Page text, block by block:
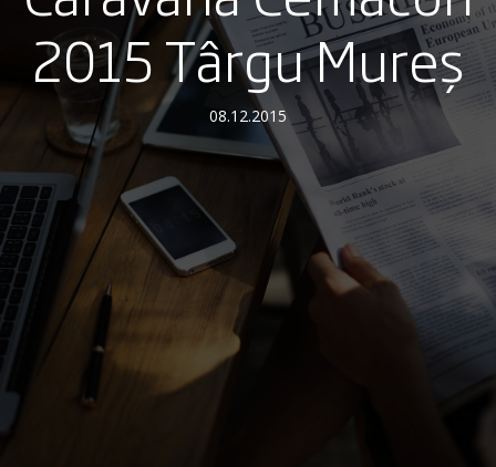
2015 Târgu Mureș
08.12.2015